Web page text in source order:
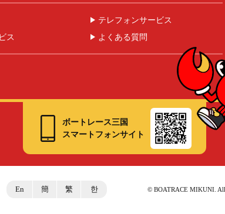
テレフォンサービス
ス よくある質問
ボートレース三国
スマートフォンサイト
En 簡 繁 한 ©︎ BOATRACE MIKUNI.